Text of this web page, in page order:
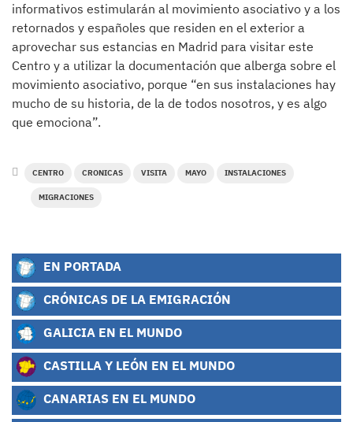
informativos estimularán al movimiento asociativo y a los
retornados y españoles que residen en el exterior a
aprovechar sus estancias en Madrid para visitar este
Centro y a utilizar la documentación que alberga sobre el
movimiento asociativo, porque “en sus instalaciones hay
mucho de su historia, de la de todos nosotros, y es algo
que emociona”.
CENTRO CRONICAS VISITA MAYO INSTALACIONES
MIGRACIONES
EN PORTADA
CRÓNICAS DE LA EMIGRACIÓN
GALICIA EN EL MUNDO
CASTILLA Y LEÓN EN EL MUNDO
CANARIAS EN EL MUNDO